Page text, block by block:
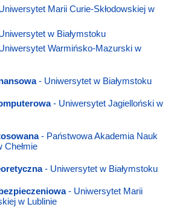
Marii Curie-Skłodowskiej w
w Białymstoku
Warmińsko-Mazurski w
- Uniwersytet w Białymstoku
- Uniwersytet Jagielloński w
- Państwowa Akademia Nauk
Chełmie
- Uniwersytet w Białymstoku
- Uniwersytet Marii
w Lublinie